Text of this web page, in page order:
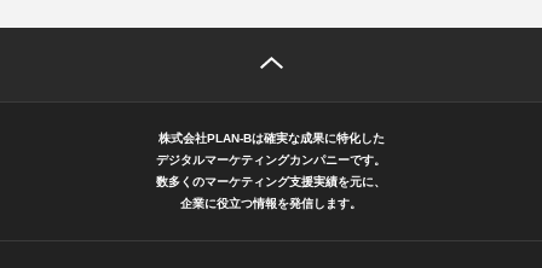
株式会社PLAN-Bは確実な成果に特化した
デジタルマーケティングカンパニーです。
数多くのマーケティング支援実績を元に、
企業に役立つ情報を発信します。